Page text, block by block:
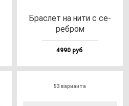
Брас­лет на ни­ти с се­
реб­ром
4990 руб
53 варианта